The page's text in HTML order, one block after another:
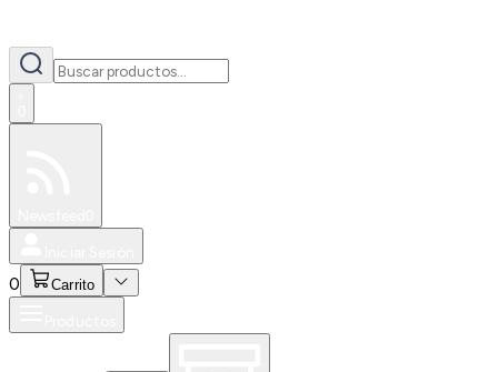
0 Carrito